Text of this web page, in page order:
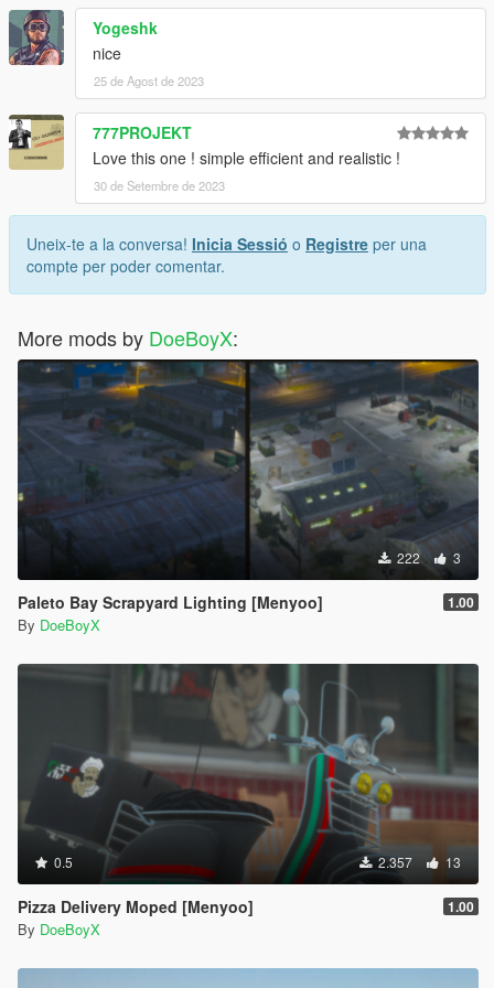
Yogeshk
nice
25 de Agost de 2023
777PROJEKT
Love this one ! simple efficient and realistic !
30 de Setembre de 2023
Uneix-te a la conversa! Inicia Sessió o Registre per una
compte per poder comentar.
More mods by DoeBoyX:
222 3
Paleto Bay Scrapyard Lighting [Menyoo] 1.00
By DoeBoyX
0.5 2.357 13
Pizza Delivery Moped [Menyoo] 1.00
By DoeBoyX